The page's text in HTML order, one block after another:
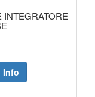
INTEGRATORE
Info